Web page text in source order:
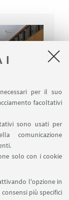
I
per il suo
facoltativi
sono usati per
comunicazione
solo con i cookie
l'opzione in
più specifici